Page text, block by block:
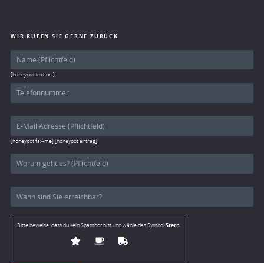
WIR RUFEN SIE GERNE ZURÜCK
[honeypot text-ort]
[honeypot fax-me] [honeypot antrag]
Bitte beweise, dass du kein Spambot bist und wähle das SymbolStern.